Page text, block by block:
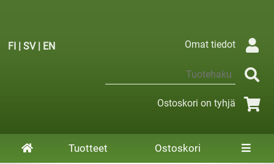
FI | SV| EN Omat tiedot
Ostoskori on tyhjä
Tuotteet Ostoskori